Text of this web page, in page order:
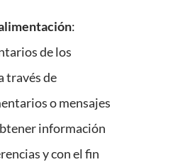
:
de los
través de
o mensajes
información
y con el fin